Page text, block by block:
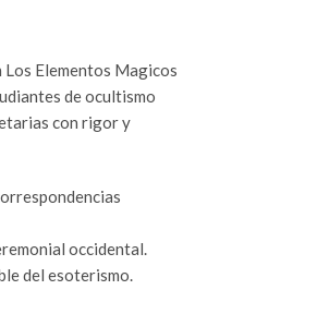
Elementos Magicos
de ocultismo
con rigor y
occidental.
del esoterismo.